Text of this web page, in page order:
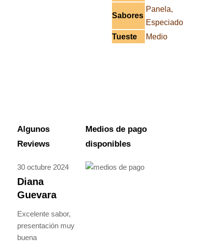
Sabores
Panela,
Especiado
Tueste
Medio
Algunos
Reviews
30 octubre 2024
Diana
Guevara
Excelente sabor,
presentación muy
buena
Medios de pago
disponibles